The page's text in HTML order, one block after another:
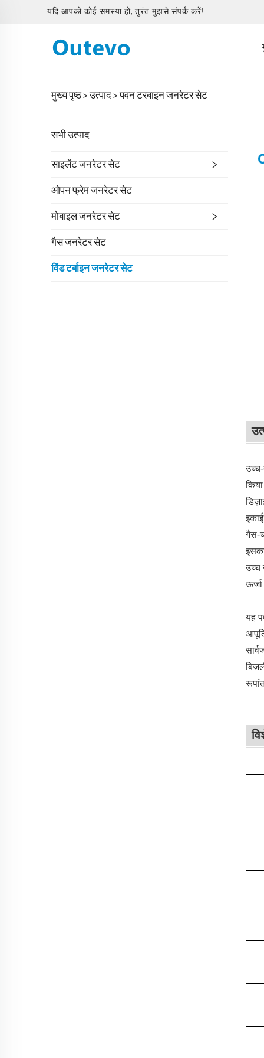
यदि आपको कोई समस्या हो, तुरंत मुझसे संपर्क करें!
मुख्य पृष्ठ > उत्पाद>पवन टरबाइन जनरेटर सेट
सभी उत्पाद
साइलेंट जनरेटर सेट
ओपन फ्रेम जनरेटर सेट
मोबाइल जनरेटर सेट
गैस जनरेटर सेट
विंड टर्बाइन जनरेटर सेट
गैस-
उच्च
यह